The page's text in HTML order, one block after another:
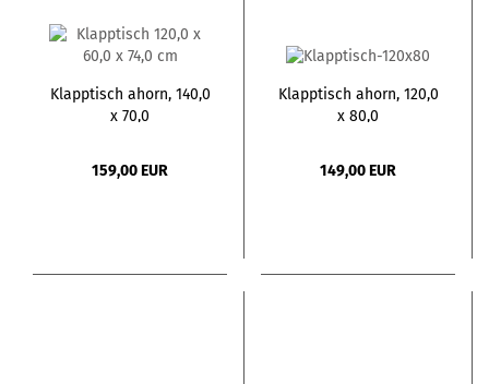
Klapptisch ahorn, 140,0
x 70,0
159,00 EUR
Klapptisch ahorn, 120,0
x 80,0
149,00 EUR